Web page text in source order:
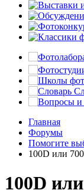
Главная
Форумы
Помогите
100D или
100D